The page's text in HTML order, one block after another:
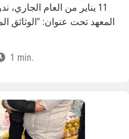
11 يناير من العام
المعهد تحت عنوان: "الوثائق
1 min.